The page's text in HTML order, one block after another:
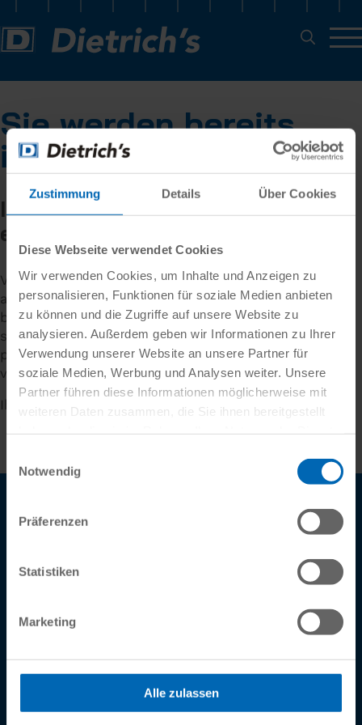
Zustimmung Details Über Cookies
Diese Webseite verwendet Cookies
Wir verwenden Cookies, um Inhalte und Anzeigen zu
personalisieren, Funktionen für soziale Medien anbieten
zu können und die Zugriffe auf unsere Website zu
analysieren. Außerdem geben wir Informationen zu Ihrer
Verwendung unserer Website an unsere Partner für
soziale Medien, Werbung und Analysen weiter. Unsere
Partner führen diese Informationen möglicherweise mit
weiteren Daten zusammen, die Sie ihnen bereitgestellt
Notwendig
Präferenzen
Statistiken
Marketing
Alle zulassen
Sie werden bereits
informiert
In unserer Datenbank ist schon
ein Eintrag
Vielen Dank, dass Sie sich für unseren Newsletter
anmelden möchten. Anscheinend haben Sie sich
bereits angemeldet, denn diese E-Mail Adresse ist
schon in unseren Datenbank vorhanden. Bitte
prüfen Sie Ihren Spam Ordner, ob unser Newsletter
versehentlich dort gelandet ist.
Ihr Newsletter Team
DATENSCHUTZ